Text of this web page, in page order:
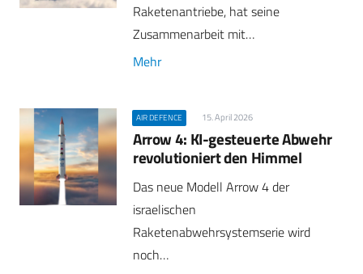
Raketenantriebe, hat seine
Zusammenarbeit mit…
Mehr
AIR DEFENCE 15. April 2026
Arrow 4: KI-gesteuerte Abwehr
revolutioniert den Himmel
Das neue Modell Arrow 4 der
israelischen
Raketenabwehrsystemserie wird
noch…